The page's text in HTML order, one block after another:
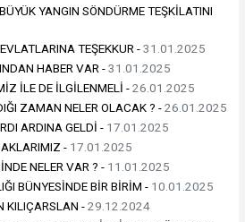
YANGIN SÖNDÜRME TEŞKİLATINI
TEŞEKKUR -31.01.2025
HABER VAR -31.01.2025
İLE DE İLGİLENMELİ -26.01.2025
ZAMAN NELER OLACAK ? -26.01.2025
ARDINA GELDİ - 17.01.2025
- 17.01.2025
NELER VAR ? - 11.01.2025
BÜNYESİNDE BİR BİRİM - 10.01.2025
KILIÇARSLAN -29.12.2024